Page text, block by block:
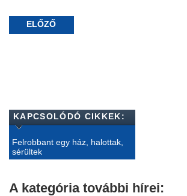
ELŐZŐ
KAPCSOLÓDÓ CIKKEK:
Felrobbant egy ház, halottak,
sérültek
A kategória további hírei: